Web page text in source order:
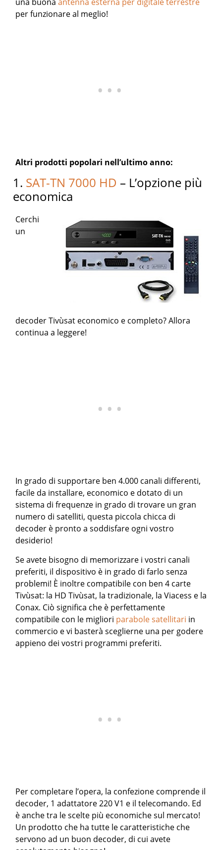
per funzionare al meglio!
Altri prodotti popolari nell’ultimo anno:
1. SAT-TN 7000 HD – L’opzione più
economica
Cerchi
un
decoder Tivùsat economico e completo? Allora
continua a leggere!
In grado di supportare ben 4.000 canali differenti,
facile da installare, economico e dotato di un
sistema di frequenze in grado di trovare un gran
numero di satelliti, questa piccola chicca di
decoder è pronto a soddisfare ogni vostro
desiderio!
Se avete bisogno di memorizzare i vostri canali
preferiti, il dispositivo è in grado di farlo senza
problemi! È inoltre compatibile con ben 4 carte
Tivùsat: la HD Tivùsat, la tradizionale, la Viacess e la
Conax. Ciò significa che è perfettamente
compatibile con le migliori parabole satellitari in
commercio e vi basterà sceglierne una per godere
appieno dei vostri programmi preferiti.
Per completare l’opera, la confezione comprende il
decoder, 1 adattatore 220 V1 e il telecomando. Ed
è anche tra le scelte più economiche sul mercato!
Un prodotto che ha tutte le caratteristiche che
servono ad un buon decoder, di cui avete